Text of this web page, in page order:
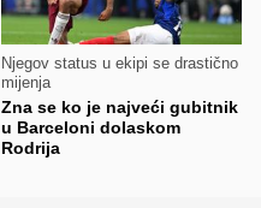
Njegov status u ekipi se drastično
mijenja
Zna se ko je najveći gubitnik
u Barceloni dolaskom
Rodrija